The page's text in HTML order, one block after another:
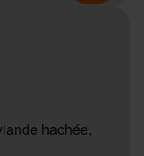
hachée,